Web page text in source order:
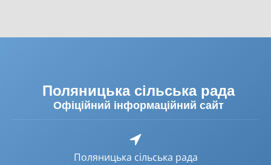
Поляницька сільська рада
Офіційний інформаційний сайт
Поляницька сільська рада